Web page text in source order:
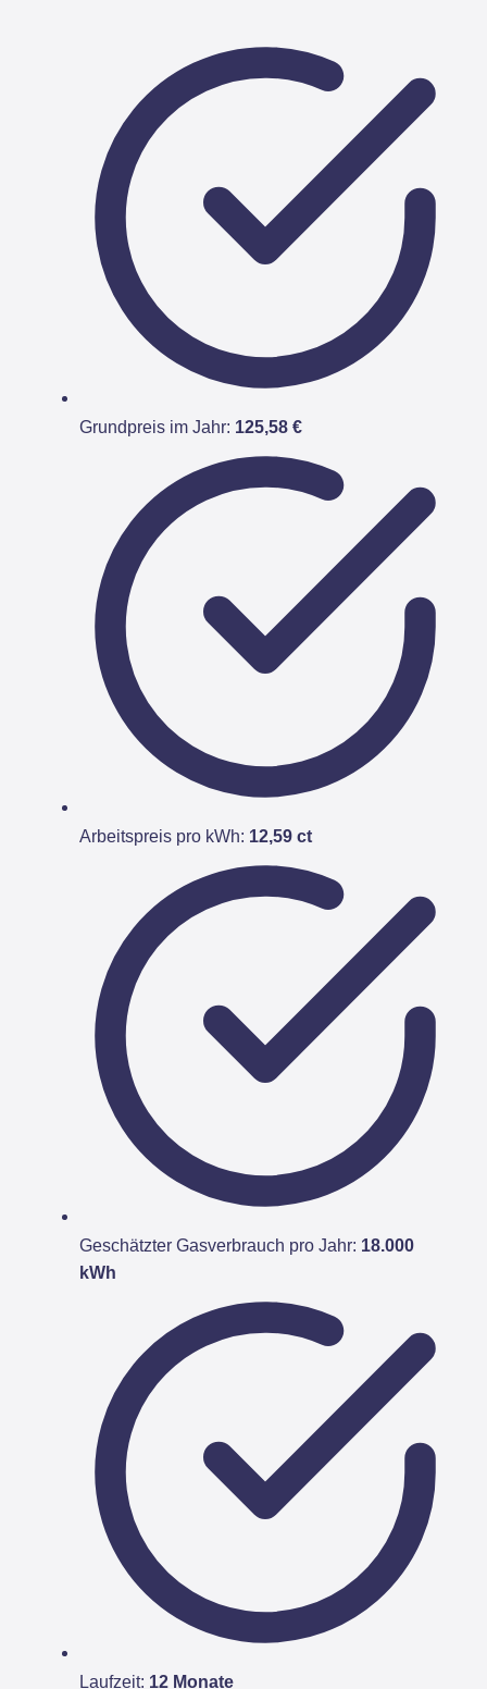
Grundpreis im Jahr: 125,58 €
Arbeitspreis pro kWh: 12,59 ct
Geschätzter Gasverbrauch pro Jahr: 18.000
kWh
Laufzeit: 12 Monate